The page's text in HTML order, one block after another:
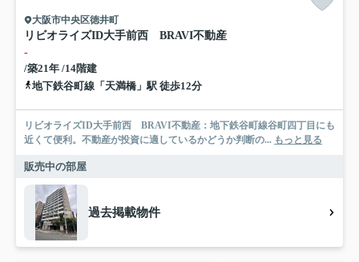
大阪市中央区徳井町
リビオライズID大手前西 BRAVI不動産
-
/築21年 /14階建
地下鉄谷町線「天満橋」駅 徒歩12分
リビオライズID大手前西 BRAVI不動産：地下鉄谷町線谷町四丁目にも
近くて便利。不動産が投資に適しているかどうか判断の... もっと見る
販売中の部屋
過去掲載物件